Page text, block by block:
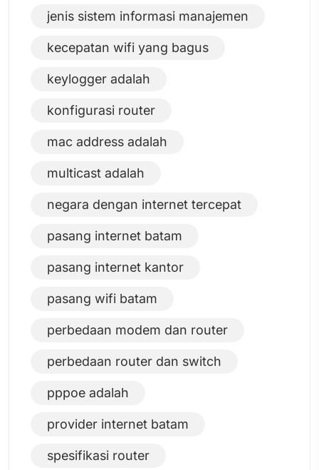
jenis sistem informasi manajemen
kecepatan wifi yang bagus
keylogger adalah
konfigurasi router
mac address adalah
multicast adalah
negara dengan internet tercepat
pasang internet batam
pasang internet kantor
pasang wifi batam
perbedaan modem dan router
perbedaan router dan switch
pppoe adalah
provider internet batam
spesifikasi router